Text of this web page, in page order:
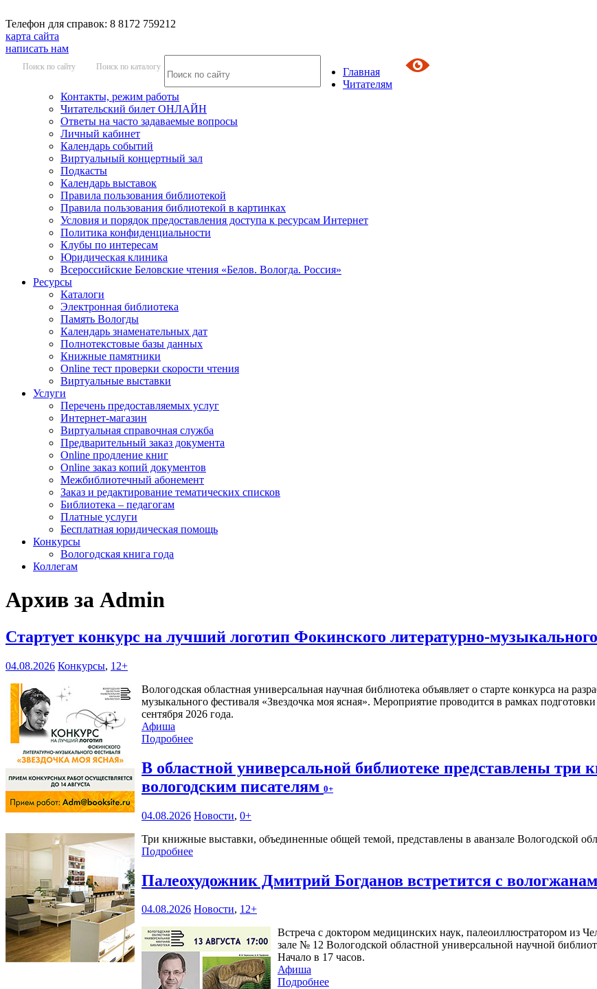
Телефон для справок: 8 8172 759212
карта сайта
написать нам
Поиск по сайту Поиск по каталогу
Главная
Читателям
Контакты, режим работы
Читательский билет ОНЛАЙН
Ответы на часто задаваемые вопросы
Личный кабинет
Календарь событий
Виртуальный концертный зал
Подкасты
Календарь выставок
Правила пользования библиотекой
Правила пользования библиотекой в картинках
Условия и порядок предоставления доступа к ресурсам Интернет
Политика конфиденциальности
Клубы по интересам
Юридическая клиника
Всероссийские Беловские чтения «Белов. Вологда. Россия»
Ресурсы
Каталоги
Электронная библиотека
Память Вологды
Календарь знаменательных дат
Полнотекстовые базы данных
Книжные памятники
Online тест проверки скорости чтения
Виртуальные выставки
Услуги
Перечень предоставляемых услуг
Интернет-магазин
Виртуальная справочная служба
Предварительный заказ документа
Online продление книг
Online заказ копий документов
Межбиблиотечный абонемент
Заказ и редактирование тематических списков
Библиотека – педагогам
Платные услуги
Бесплатная юридическая помощь
Конкурсы
Вологодская книга года
Коллегам
Архив за Admin
Стартует конкурс на лучший логотип Фокинского литературно-
04.08.2026 Конкурсы, 12+
Вологодская областная универсальная научная библиотека объявляет о старте конкурса на
музыкального фестиваля «Звездочка моя ясная». Мероприятие проводится в рамках
сентября 2026 года.
Афиша
Подробнее
В областной универсальной библиотеке представлены
вологодским писателям 0+
04.08.2026 Новости, 0+
Три книжные выставки, объединенные общей темой, представлены в аванзале Вологодской
Подробнее
Палеохудожник Дмитрий Богданов встретится с
04.08.2026 Новости, 12+
Встреча с доктором медицинских наук, палеоиллюстратором из
зале № 12 Вологодской областной универсальной научной
Начало в 17 часов.
Афиша
Подробнее